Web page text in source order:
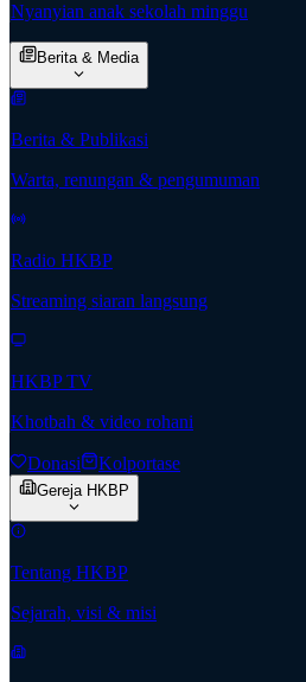
Nyanyian anak sekolah minggu
Berita & Media
Berita & Publikasi
Warta, renungan & pengumuman
Radio HKBP
Streaming siaran langsung
HKBP TV
Khotbah & video rohani
Donasi Kolportase
Gereja HKBP
Tentang HKBP
Sejarah, visi & misi